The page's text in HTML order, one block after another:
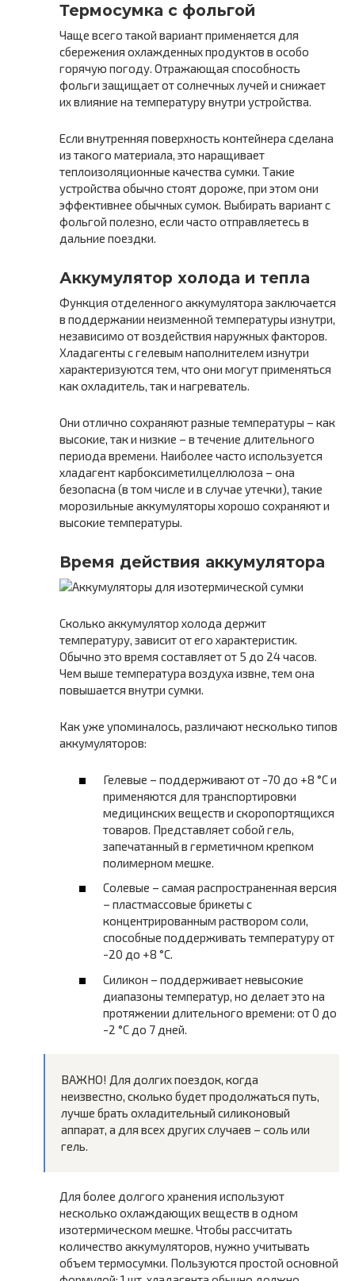
Термосумка с фольгой
Чаще всего такой вариант применяется для
сбережения охлажденных продуктов в особо
горячую погоду. Отражающая способность
фольги защищает от солнечных лучей и снижает
их влияние на температуру внутри устройства.
Если внутренняя поверхность контейнера сделана
из такого материала, это наращивает
теплоизоляционные качества сумки. Такие
устройства обычно стоят дороже, при этом они
эффективнее обычных сумок. Выбирать вариант с
фольгой полезно, если часто отправляетесь в
дальние поездки.
Аккумулятор холода и тепла
Функция отделенного аккумулятора заключается
в поддержании неизменной температуры изнутри,
независимо от воздействия наружных факторов.
Хладагенты с гелевым наполнителем изнутри
характеризуются тем, что они могут применяться
как охладитель, так и нагреватель.
Они отлично сохраняют разные температуры – как
высокие, так и низкие – в течение длительного
периода времени. Наиболее часто используется
хладагент карбоксиметилцеллюлоза – она
безопасна (в том числе и в случае утечки), такие
морозильные аккумуляторы хорошо сохраняют и
высокие температуры.
Время действия аккумулятора
Сколько аккумулятор холода держит
температуру, зависит от его характеристик.
Обычно это время составляет от 5 до 24 часов.
Чем выше температура воздуха извне, тем она
повышается внутри сумки.
Как уже упоминалось, различают несколько типов
аккумуляторов:
Гелевые – поддерживают от -70 до +8 °C и
применяются для транспортировки
медицинских веществ и скоропортящихся
товаров. Представляет собой гель,
запечатанный в герметичном крепком
полимерном мешке.
Солевые – самая распространенная версия
– пластмассовые брикеты с
концентрированным раствором соли,
способные поддерживать температуру от
-20 до +8 °C.
Силикон – поддерживает невысокие
диапазоны температур, но делает это на
протяжении длительного времени: от 0 до
-2 °C до 7 дней.
ВАЖНО! Для долгих поездок, когда
неизвестно, сколько будет продолжаться путь,
лучше брать охладительный силиконовый
аппарат, а для всех других случаев – соль или
гель.
Для более долгого хранения используют
несколько охлаждающих веществ в одном
изотермическом мешке. Чтобы рассчитать
количество аккумуляторов, нужно учитывать
объем термосумки. Пользуются простой основной